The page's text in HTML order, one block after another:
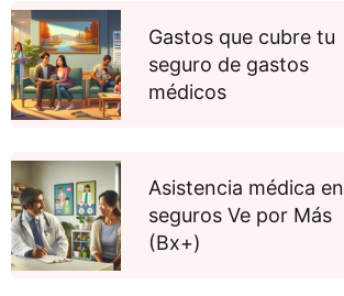
Gastos que cubre tu
seguro de gastos
médicos
Asistencia médica en
seguros Ve por Más
(Bx+)